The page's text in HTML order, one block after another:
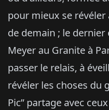
pour mieux se
de demain ; le dernier
Meyer au Granite à
passer le relais, à
révéler les choses du
Pic” partage avec